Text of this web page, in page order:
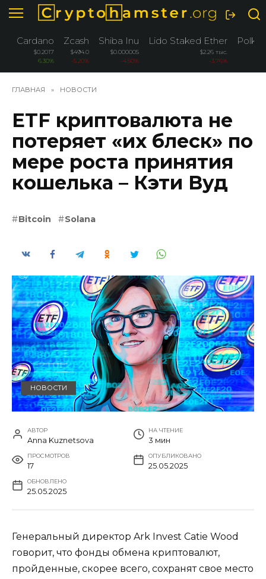
Перейти
содержанию
Cardano
$0.2017
6.30%
Zcash
$494.0
-5.20%
Shiba Inu
$0.000005
-4.50%
Lido Staked Ether
$2.26 тыс.
-3.76%
ГЛАВНАЯ » НОВОСТИ
ETF криптовалюта не
потеряет «их блеск» по
мере роста принятия
кошелька – Кэти Вуд
Bitcoin Solana
НОВОСТИ
АВТОР
Anna Kuznetsova
НА ЧТЕНИЕ
3 мин
ПРОСМОТРОВ
17
ОПУБЛИКОВАНО
25.05.2025
ОБНОВЛЕНО
25.05.2025
Генеральный директор Ark Invest Catie Wood
говорит, что фонды обмена криптовалют,
пройденные, скорее всего, сохранят свое место